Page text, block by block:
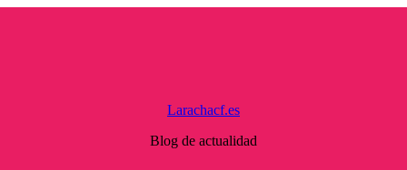
Larachacf.es
Blog de actualidad